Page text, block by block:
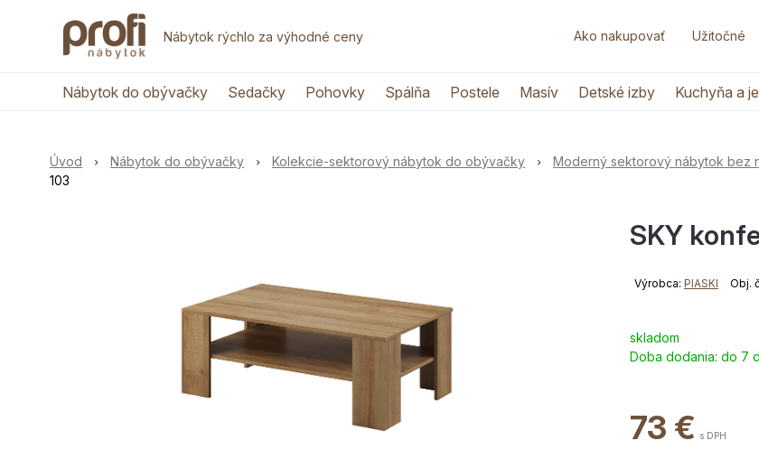
Nábytok rýchlo za výhodné ceny Ako nakupovať Užitočné
Nábytok do obývačky Sedačky Pohovky Spálňa Postele Masív Detské izby Kuchyňa a
Úvod Nábytok do obývačky Kolekcie-sektorový nábytok do obývačky Moderný sektorový nábytok bez
103
SKY
Výrobca: PIASKI Obj.
skladom
Doba dodania: do 7
73 € s DPH